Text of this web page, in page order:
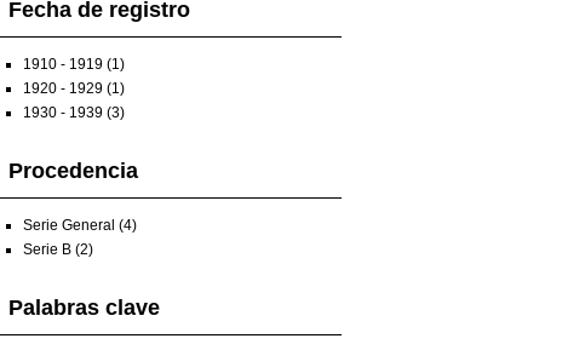
Fecha de registro
1910 - 1919 (1)
1920 - 1929 (1)
1930 - 1939 (3)
Procedencia
Serie General (4)
Serie B (2)
Palabras clave